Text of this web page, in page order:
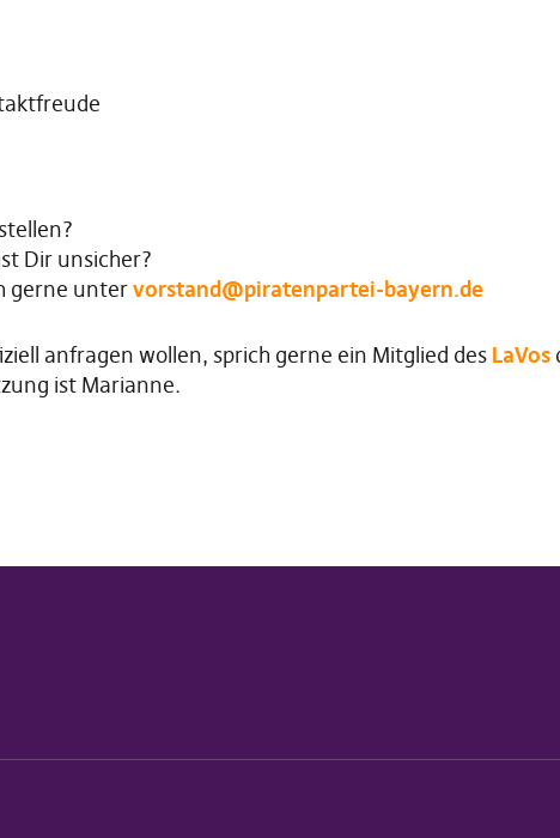
Dir unsicher?
gerne untervorstand@piratenpartei-bayern.de
anfragen wollen, sprich gerne ein Mitglied des LaVos
ist Marianne.